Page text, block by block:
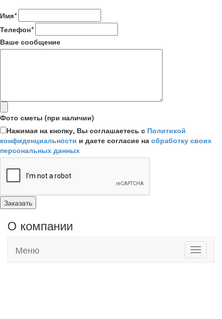
Имя*
Телефон*
Ваше сообщение
Фото сметы (при наличии)
Нажимая на кнопку, Вы соглашаетесь с Политикой
конфиденциальности и даете согласие на обработку своих
персональных данных
О компании
Toggle
Меню